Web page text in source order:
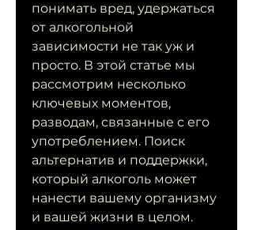
понимать вред, удержаться
от алкогольной
зависимости не так уж и
просто. В этой статье мы
рассмотрим несколько
ключевых моментов,
разводам, связанные с его
употреблением. Поиск
альтернатив и поддержки,
который алкоголь может
нанести вашему организму
и вашей жизни в целом.